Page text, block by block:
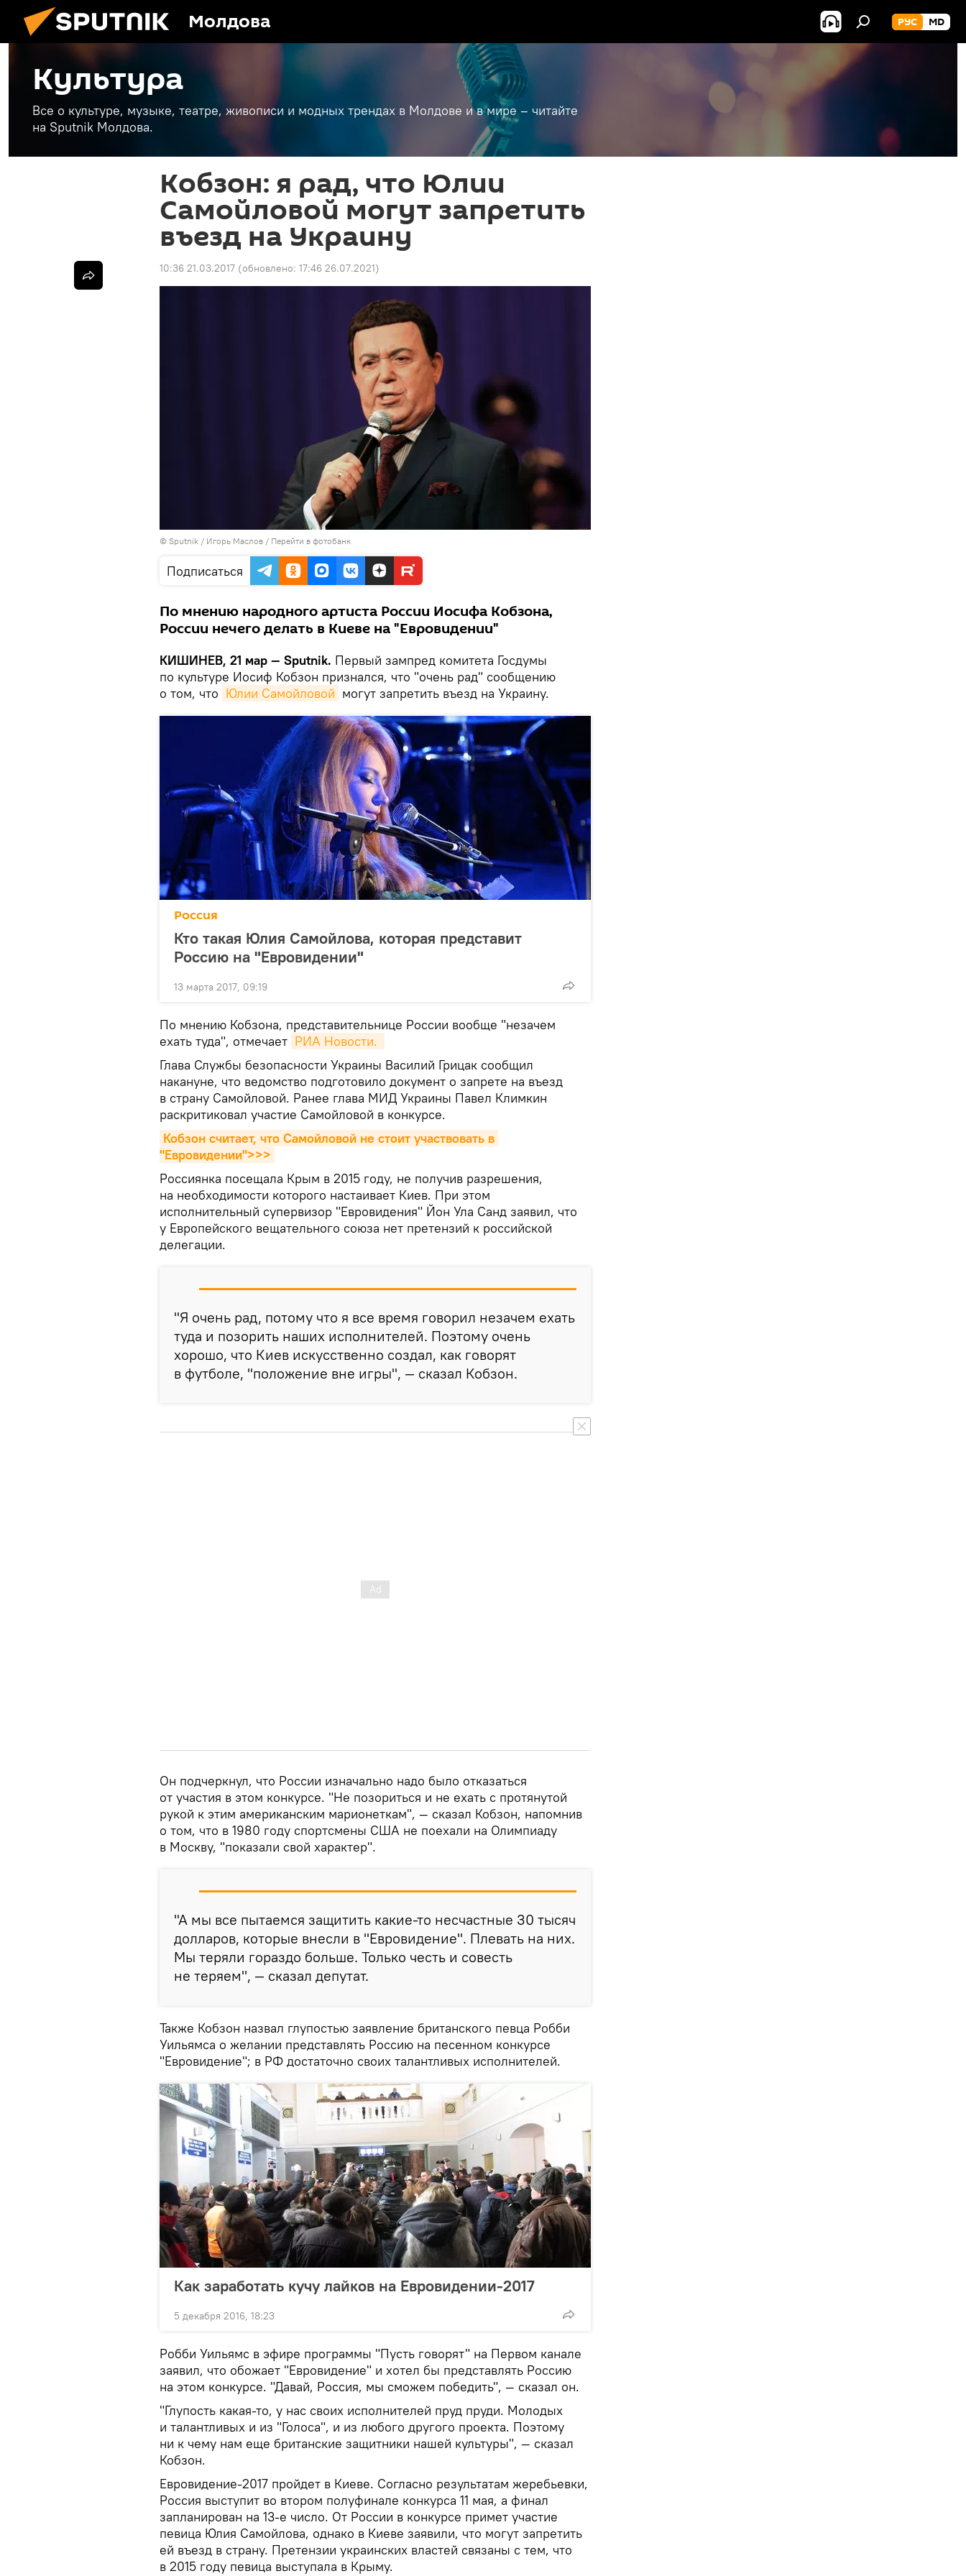
Молдова РУС MD
Культура
Все о культуре, музыке, театре, живописи и модных трендах в Молдове и в мире – читайте
на Sputnik Молдова.
Кобзон: я рад, что Юлии
Самойловой могут запретить
въезд на Украину
10:36 21.03.2017 (обновлено: 17:46 26.07.2021)
© Sputnik / Игорь Маслов / Перейти в фотобанк
Подписаться
По мнению народного артиста России Иосифа Кобзона,
России нечего делать в Киеве на "Евровидении"
КИШИНЕВ, 21 мар — Sputnik. Первый зампред комитета Госдумы
по культуре Иосиф Кобзон признался, что "очень рад" сообщению
о том, что Юлии Самойловой могут запретить въезд на Украину.
Россия
Кто такая Юлия Самойлова, которая представит
Россию на "Евровидении"
13 марта 2017, 09:19
По мнению Кобзона, представительнице России вообще "незачем
ехать туда", отмечает РИА Новости.
Глава Службы безопасности Украины Василий Грицак сообщил
накануне, что ведомство подготовило документ о запрете на въезд
в страну Самойловой. Ранее глава МИД Украины Павел Климкин
раскритиковал участие Самойловой в конкурсе.
Кобзон считает, что Самойловой не стоит участвовать в
"Евровидении">>>
Россиянка посещала Крым в 2015 году, не получив разрешения,
на необходимости которого настаивает Киев. При этом
исполнительный супервизор "Евровидения" Йон Ула Санд заявил, что
у Европейского вещательного союза нет претензий к российской
делегации.
"Я очень рад, потому что я все время говорил незачем ехать
туда и позорить наших исполнителей. Поэтому очень
хорошо, что Киев искусственно создал, как говорят
в футболе, "положение вне игры", — сказал Кобзон.
Он подчеркнул, что России изначально надо было отказаться
от участия в этом конкурсе. "Не позориться и не ехать с протянутой
рукой к этим американским марионеткам", — сказал Кобзон, напомнив
о том, что в 1980 году спортсмены США не поехали на Олимпиаду
в Москву, "показали свой характер".
"А мы все пытаемся защитить какие-то несчастные 30 тысяч
долларов, которые внесли в "Евровидение". Плевать на них.
Мы теряли гораздо больше. Только честь и совесть
не теряем", — сказал депутат.
Также Кобзон назвал глупостью заявление британского певца Робби
Уильямса о желании представлять Россию на песенном конкурсе
"Евровидение"; в РФ достаточно своих талантливых исполнителей.
Как заработать кучу лайков на Евровидении-2017
5 декабря 2016, 18:23
Робби Уильямс в эфире программы "Пусть говорят" на Первом канале
заявил, что обожает "Евровидение" и хотел бы представлять Россию
на этом конкурсе. "Давай, Россия, мы сможем победить", — сказал он.
"Глупость какая-то, у нас своих исполнителей пруд пруди. Молодых
и талантливых и из "Голоса", и из любого другого проекта. Поэтому
ни к чему нам еще британские защитники нашей культуры", — сказал
Кобзон.
Евровидение-2017 пройдет в Киеве. Согласно результатам жеребьевки,
Россия выступит во втором полуфинале конкурса 11 мая, а финал
запланирован на 13-е число. От России в конкурсе примет участие
певица Юлия Самойлова, однако в Киеве заявили, что могут запретить
ей въезд в страну. Претензии украинских властей связаны с тем, что
в 2015 году певица выступала в Крыму.